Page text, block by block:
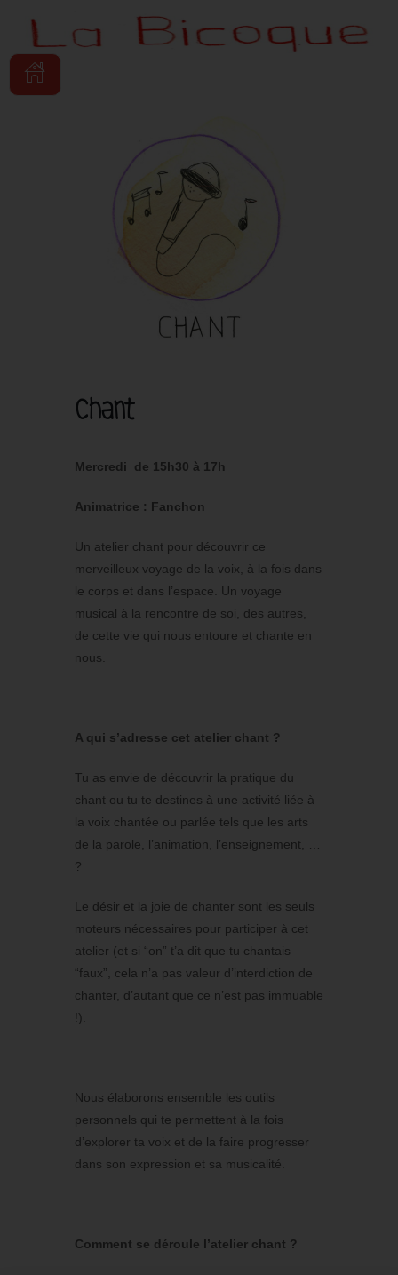
Chant
Mercredi de 15h30 à 17h
Animatrice : Fanchon
Un atelier chant pour découvrir ce
merveilleux voyage de la voix, à la fois dans
le corps et dans l’espace. Un voyage
musical à la rencontre de soi, des autres,
de cette vie qui nous entoure et chante en
nous.
A qui s’adresse cet atelier chant ?
Tu as envie de découvrir la pratique du
chant ou tu te destines à une activité liée à
la voix chantée ou parlée tels que les arts
de la parole, l’animation, l’enseignement, …
?
Le désir et la joie de chanter sont les seuls
moteurs nécessaires pour participer à cet
atelier (et si “on” t’a dit que tu chantais
“faux”, cela n’a pas valeur d’interdiction de
chanter, d’autant que ce n’est pas immuable
!).
Nous élaborons ensemble les outils
personnels qui te permettent à la fois
d’explorer ta voix et de la faire progresser
dans son expression et sa musicalité.
Comment se déroule l’atelier chant ?